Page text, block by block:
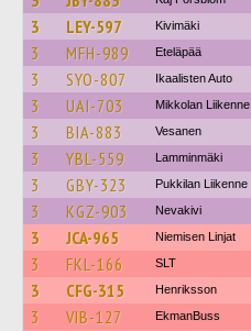
3 LEY-597 Kivimäki
3 MFH-989 Eteläpää
3 SYO-807 Ikaalisten Auto
3 UAI-703 Mikkolan Liikenne
3 BIA-883 Vesanen
3 YBL-559 Lamminmäki
3 GBY-323 Pukkilan Liikenne
3 KGZ-903 Nevakivi
3 JCA-965 Niemisen Linjat
3 FKL-166 SLT
3 CFG-315 Henriksson
3 VIB-127 EkmanBuss